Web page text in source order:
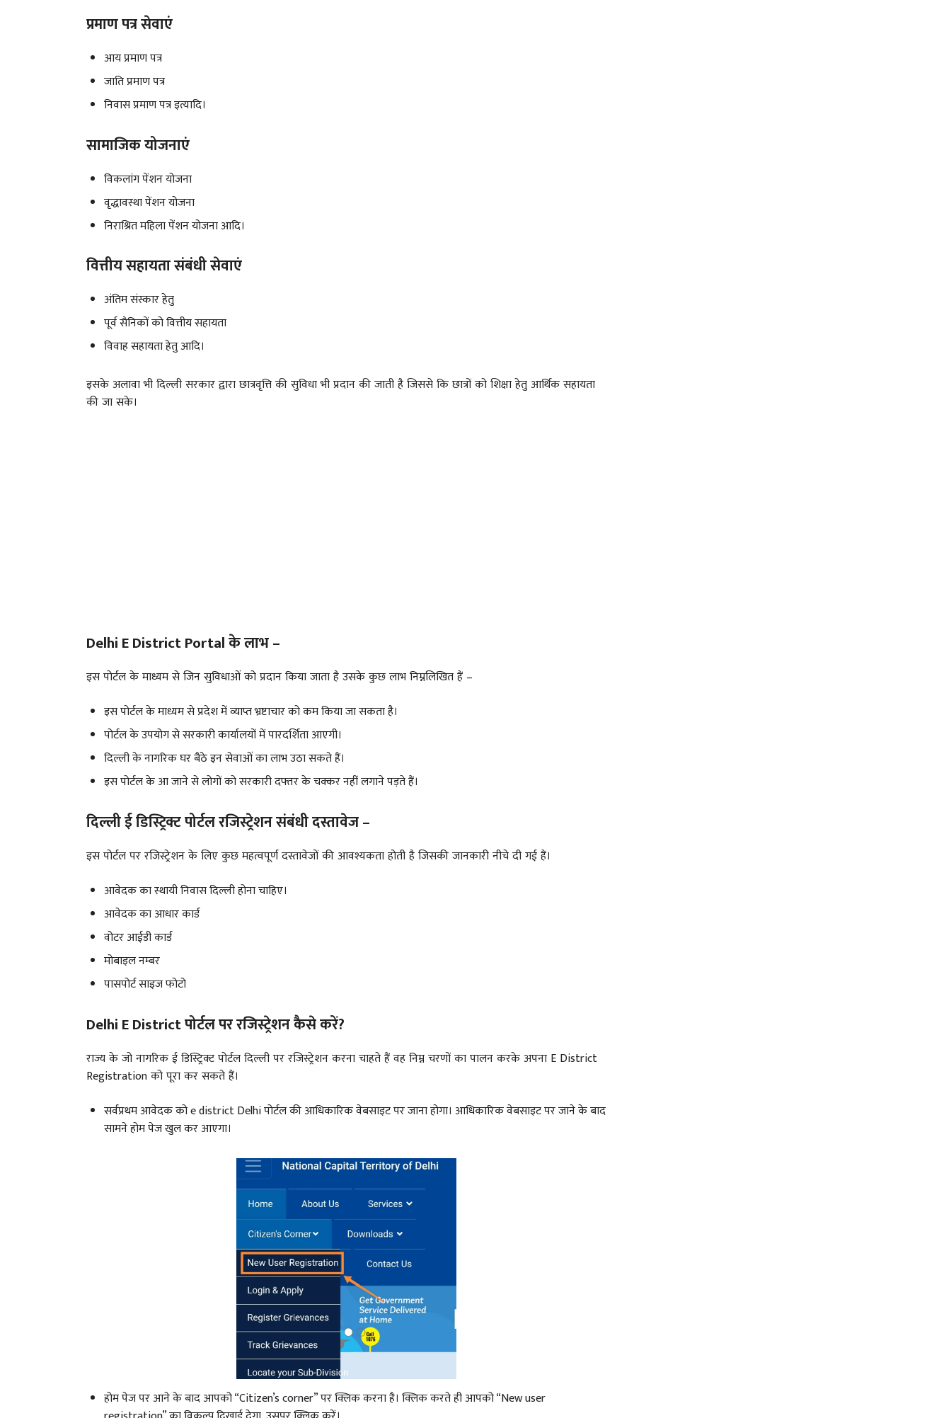
प्रमाण पत्र सेवाएं
आय प्रमाण पत्र
जाति प्रमाण पत्र
निवास प्रमाण पत्र इत्यादि।
सामाजिक योजनाएं
विकलांग पेंशन योजना
वृद्धावस्था पेंशन योजना
निराश्रित महिला पेंशन योजना आदि।
वित्तीय सहायता संबंधी सेवाएं
अंतिम संस्कार हेतु
पूर्व सैनिकों को वित्तीय सहायता
विवाह सहायता हेतु आदि।
इसके अलावा भी दिल्ली सरकार द्वारा छात्रवृत्ति की सुविधा भी प्रदान की जाती है जिससे कि छात्रों को शिक्षा हेतु आर्थिक सहायता
की जा सके।
Delhi E District Portal के लाभ –
इस पोर्टल के माध्यम से जिन सुविधाओं को प्रदान किया जाता है उसके कुछ लाभ निम्नलिखित हैं –
इस पोर्टल के माध्यम से प्रदेश में व्याप्त भ्रष्टाचार को कम किया जा सकता है।
पोर्टल के उपयोग से सरकारी कार्यालयों में पारदर्शिता आएगी।
दिल्ली के नागरिक घर बैठे इन सेवाओं का लाभ उठा सकते हैं।
इस पोर्टल के आ जाने से लोगों को सरकारी दफ्तर के चक्कर नहीं लगाने पड़ते हैं।
दिल्ली ई डिस्ट्रिक्ट पोर्टल रजिस्ट्रेशन संबंधी दस्तावेज –
इस पोर्टल पर रजिस्ट्रेशन के लिए कुछ महत्वपूर्ण दस्तावेजों की आवश्यकता होती है जिसकी जानकारी नीचे दी गई हैं।
आवेदक का स्थायी निवास दिल्ली होना चाहिए।
आवेदक का आधार कार्ड
वोटर आईडी कार्ड
मोबाइल नम्बर
पासपोर्ट साइज फोटो
Delhi E District पोर्टल पर रजिस्ट्रेशन कैसे करें?
राज्य के जो नागरिक ई डिस्ट्रिक्ट पोर्टल दिल्ली पर रजिस्ट्रेशन करना चाहते हैं वह निम्न चरणों का पालन करके अपना E District
Registration को पूरा कर सकते हैं।
सर्वप्रथम आवेदक को e district Delhi पोर्टल की आधिकारिक वेबसाइट पर जाना होगा। आधिकारिक वेबसाइट पर जाने के बाद
सामने होम पेज खुल कर आएगा।
होम पेज पर आने के बाद आपको “Citizen’s corner” पर क्लिक करना है। क्लिक करते ही आपको “New user